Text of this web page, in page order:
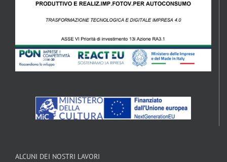
ALCUNI DEI NOSTRI LAVORI